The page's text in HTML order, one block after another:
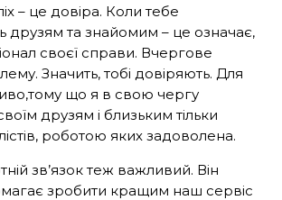
– це довіра. Коли тебе
друзям та знайомим – це означає,
своєї справи. Вчергове
Значить, тобі довіряють. Для
що я в свою чергу
друзям і близьким тільки
роботою яких задоволена.
зв’язок теж важливий. Він
зробити кращим наш сервіс